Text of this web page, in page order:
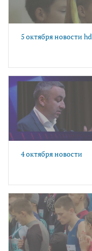
5 октября новости hd
4 октября новости